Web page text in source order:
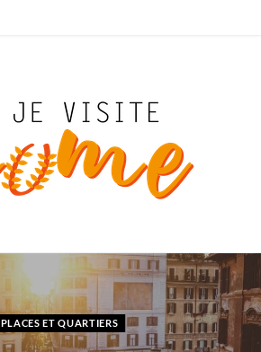
PLACES ET QUARTIERS